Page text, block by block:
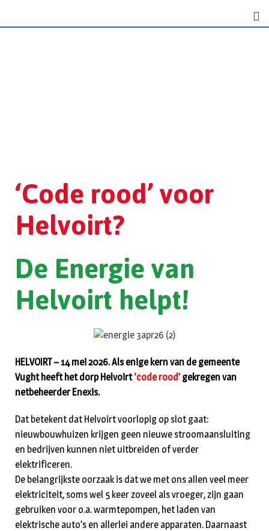
‘Code rood’ voor
Helvoirt?
De Energie van
Helvoirt helpt!
HELVOIRT – 14 mei 2026. Als enige kern van de gemeente
Vught heeft het dorp Helvoirt‘code rood’gekregen van
netbeheerder Enexis.
Dat betekent dat Helvoirt voorlopig op slot gaat:
nieuwbouwhuizen krijgen geen nieuwe stroomaansluiting
en bedrijven kunnen niet uitbreiden of verder
elektrificeren.
De belangrijkste oorzaak is dat we met ons allen veel meer
elektriciteit, soms wel 5 keer zoveel als vroeger, zijn gaan
gebruiken voor o.a. warmtepompen, het laden van
elektrische auto’s en allerlei andere apparaten. Daarnaast